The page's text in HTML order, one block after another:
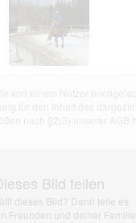
Bild teilen
dieses Bild? Dann teile es
Freunden und deiner Familie.